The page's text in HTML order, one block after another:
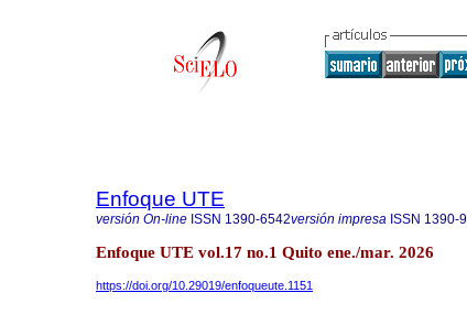
Enfoque UTE
versión On-line ISSN 1390-6542versión impresa ISSN 1390-
Enfoque UTE vol.17 no.1 Quito ene./mar. 2026
https://doi.org/10.29019/enfoqueute.1151